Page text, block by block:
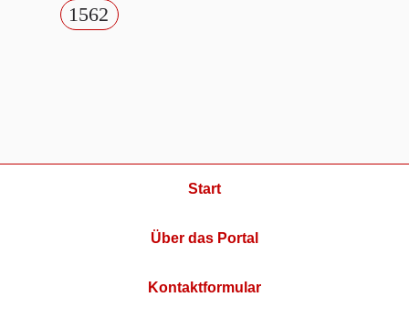
1562
Start
Über das Portal
Kontaktformular